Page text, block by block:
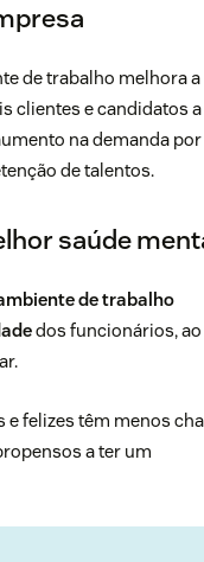
de trabalho melhora a
clientes e candidatos a
na demanda
de talentos.
saúde
de trabalho
dos funcionários, ao
felizes têm menos
a ter um